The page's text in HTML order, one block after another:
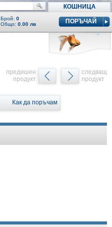
КОШНИЦА
Брой: 0
Общо: 0.00 лв ПОРЪЧАЙ
Кошницата е празна
следващ
продукт
предишен
продукт
Как да поръчам